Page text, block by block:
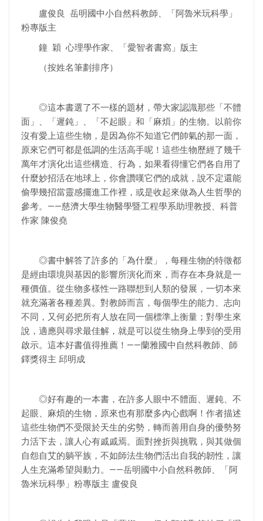
盧俊良 岳明國中小自然科教師、「阿魯米玩科學」
粉專版主
鐘 穎 心理學作家、「愛智者書窩」版主
（按姓名筆劃排序）
◎這本書選了不一樣的題材，帶大家認識那些「不體
面」、「遲鈍」、「不起眼」和「麻煩」的生物。以前你
沒有愛上這些生物，是因為你不知道它們帥氣的那一面，
原來它們可都是低調的生活高手呢！這些生物歷經了幾千
萬年才演化出這些構造、行為，如果看得懂它們各自用了
什麼妙招活在地球上，你會讚嘆它們的成就，說不定還能
偷學幾招當靈感擺進工作裡，或是收起來做為人生哲學的
參考。——慈濟大學生物醫學暨工程學系助理教授、科普
作家 陳俊堯
◎書中解答了許多的「為什麼」，每種生物的特徵都
是經由環境與基因的影響所演化而來，而存在本身就是一
種價值。從生物多樣性一路聯想到人類的發展，一切本來
就充滿著各種差異。對教師而言，每個學生的能力、志向
不同，又何必把所有人放在同一個標準上衡量；對學生來
說，適應與尋求最佳解，就是可以從生物身上學到的受用
啟示。這本好書值得推薦！——蘭雅國中自然科教師、師
鐸獎得主 邱明成
◎好有趣的一本書，在許多人眼中不體面、遲鈍、不
起眼、麻煩的生物，原來也有那麼多內心戲啊！作者描述
這些生物們不受限於天生的劣勢，轉而善用自身的優勢努
力活下去，讓人心有戚戚焉。面對挫折與挑戰，與其做個
自怨自艾的躺平族，不如師法生物們活出自我的韌性，讓
人生充滿希望與動力。——岳明國中小自然科教師、「阿
魯米玩科學」粉專版主 盧俊良